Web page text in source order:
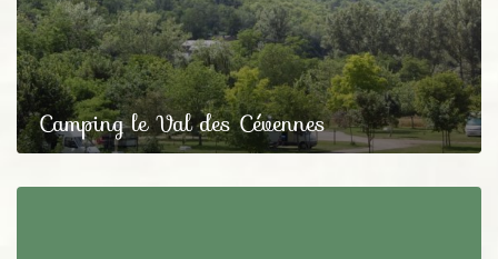
Camping le Val des Cévennes